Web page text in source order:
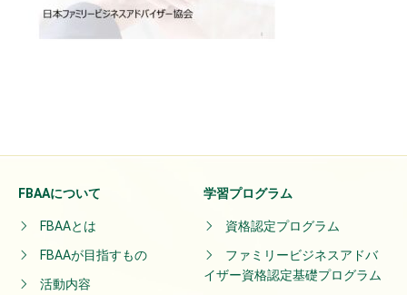
FBAAについて
FBAAとは
FBAAが目指すもの
活動内容
学習プログラム
資格認定プログラム
ファミリービジネスアドバ
イザー資格認定基礎プログラム